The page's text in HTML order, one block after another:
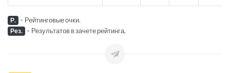
Р. - Рейтинговые очки.
Рез. - Результатов в зачете рейтинга.